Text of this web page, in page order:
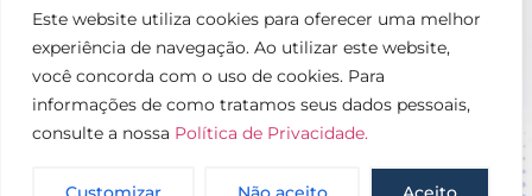
Este website utiliza cookies para oferecer uma melhor
experiência de navegação. Ao utilizar este website,
você concorda com o uso de cookies. Para
informações de como tratamos seus dados pessoais,
consulte a nossa Política de Privacidade.
Proteção de dados